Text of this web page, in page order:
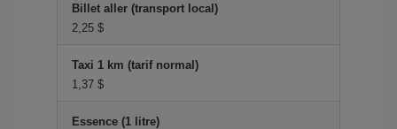
Billet aller (transport local)
2,25 $
Taxi 1 km (tarif normal)
1,37 $
Essence (1 litre)